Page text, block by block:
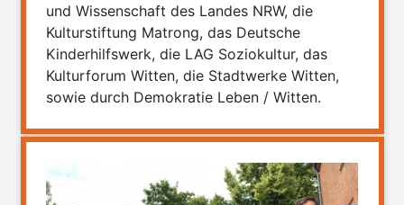
und Wissenschaft des Landes NRW, die
Kulturstiftung Matrong, das Deutsche
Kinderhilfswerk, die LAG Soziokultur, das
Kulturforum Witten, die Stadtwerke Witten,
sowie durch Demokratie Leben / Witten.